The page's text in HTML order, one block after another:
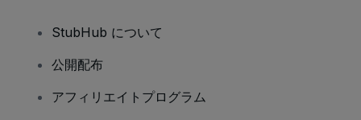
StubHub について
公開配布
アフィリエイトプログラム